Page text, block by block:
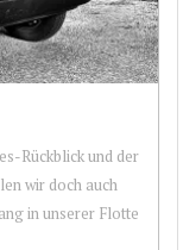
Rückblick und der
wir doch auch
in unserer Flotte